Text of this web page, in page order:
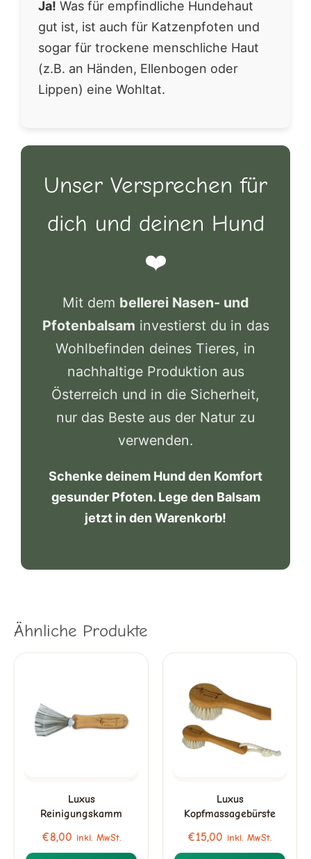
Ja! Was für empfindliche Hundehaut
gut ist, ist auch für Katzenpfoten und
sogar für trockene menschliche Haut
(z.B. an Händen, Ellenbogen oder
Lippen) eine Wohltat.
Unser Versprechen für
dich und deinen Hund
❤️
Mit dem bellerei Nasen- und
Pfotenbalsam investierst du in das
Wohlbefinden deines Tieres, in
nachhaltige Produktion aus
Österreich und in die Sicherheit,
nur das Beste aus der Natur zu
verwenden.
Schenke deinem Hund den Komfort
gesunder Pfoten. Lege den Balsam
jetzt in den Warenkorb!
Ähnliche Produkte
Luxus
Reinigungskamm
€8,00 inkl. MwSt.
Luxus
Kopfmassagebürste
€15,00 inkl. MwSt.
Produkt
weist
mehrere
Varianten
Optionen
können
auf
der